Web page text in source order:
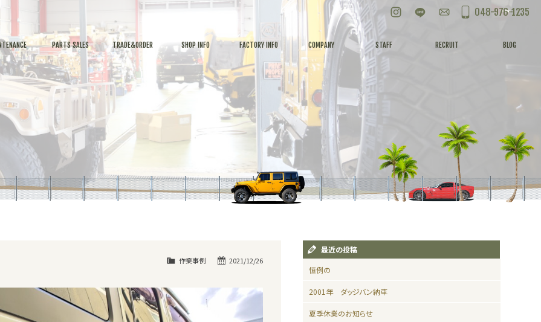
お問い合わせ
048-976-1235
PARTS SALES TRADE&ORDER SHOP INFO FACTORY INFO COMPANY STAFF RECRUIT BLOG
2021/12/26
作業事例
最近の投稿
恒例の
2001年 ダッジバン納車
夏季休業のお知らせ